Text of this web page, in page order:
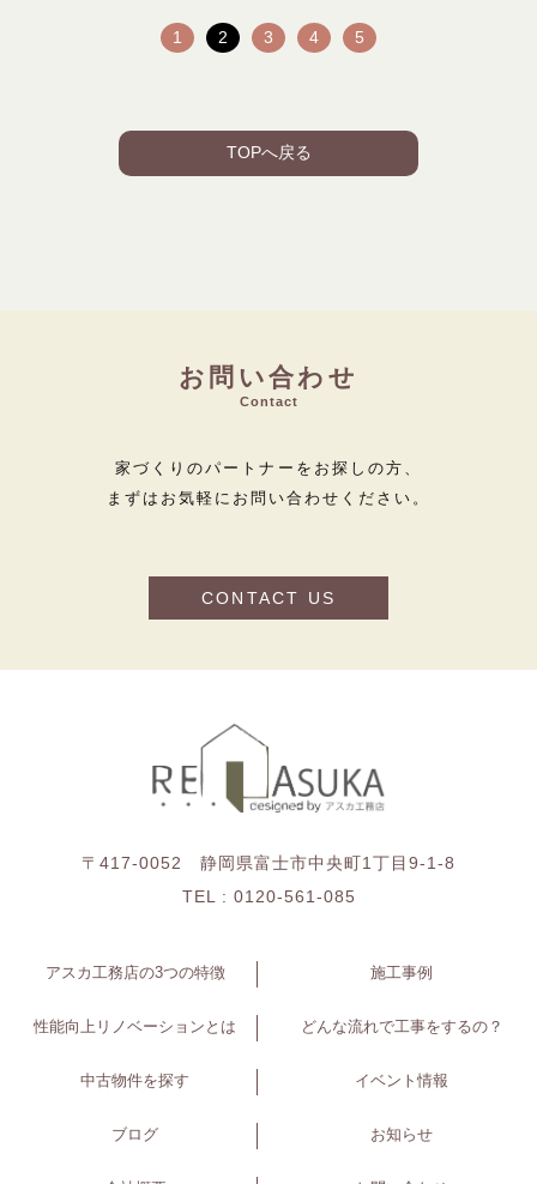
1 2 3 4 5
TOPへ戻る
お問い合わせ
Contact
家づくりのパートナーをお探しの方、
まずはお気軽にお問い合わせください。
CONTACT US
〒417-0052 静岡県富士市中央町1丁目9-1-8
TEL : 0120-561-085
アスカ工務店の3つの特徴 施工事例
性能向上リノベーションとは どんな流れで工事をするの？
中古物件を探す イベント情報
ブログ お知らせ